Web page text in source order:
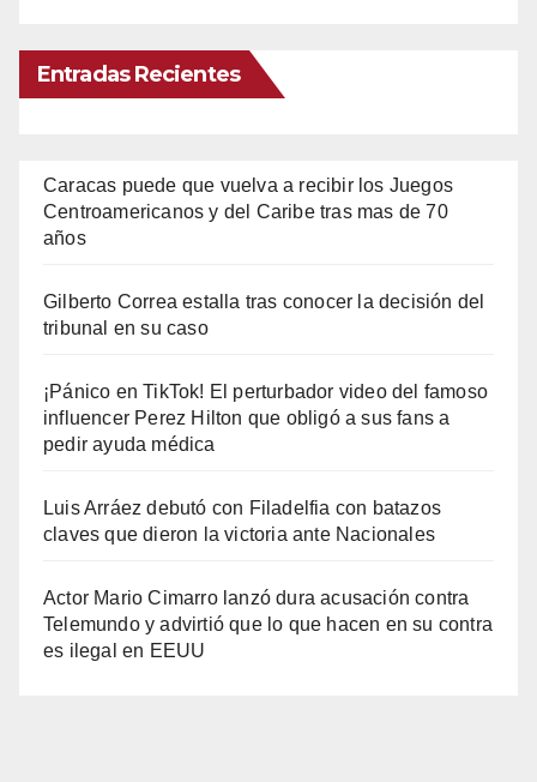
Entradas Recientes
Caracas puede que vuelva a recibir los Juegos
Centroamericanos y del Caribe tras mas de 70
años
Gilberto Correa estalla tras conocer la decisión del
tribunal en su caso
¡Pánico en TikTok! El perturbador video del famoso
influencer Perez Hilton que obligó a sus fans a
pedir ayuda médica
Luis Arráez debutó con Filadelfia con batazos
claves que dieron la victoria ante Nacionales
Actor Mario Cimarro lanzó dura acusación contra
Telemundo y advirtió que lo que hacen en su contra
es ilegal en EEUU